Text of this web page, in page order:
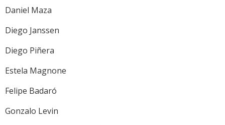
Daniel Maza
Diego Janssen
Diego Piñera
Estela Magnone
Felipe Badaró
Gonzalo Levin